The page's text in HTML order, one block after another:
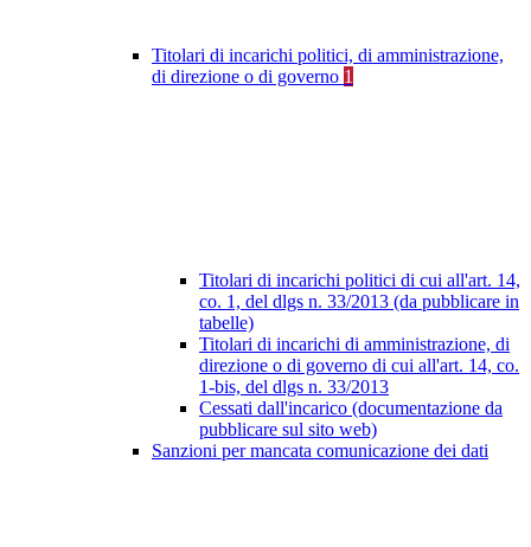
Titolari di incarichi politici, di amministrazione,
di direzione o di governo 1
Titolari di incarichi politici di cui all'art. 14,
co. 1, del dlgs n. 33/2013 (da pubblicare in
tabelle)
Titolari di incarichi di amministrazione, di
direzione o di governo di cui all'art. 14, co.
1-bis, del dlgs n. 33/2013
Cessati dall'incarico (documentazione da
pubblicare sul sito web)
Sanzioni per mancata comunicazione dei dati